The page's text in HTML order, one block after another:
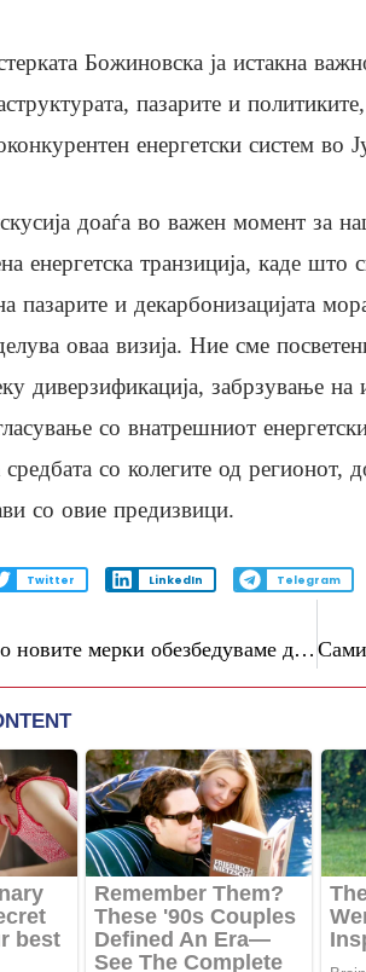
Божиновска ја истакна
пазарите и
енергетски систем во
доаѓа во важен момент за
енергетска транзиција, каде што
пазарите и декарбонизацијата
оваа визија. Ние сме
диверзификација, забрзување на
со внатрешниот
со колегите од регионот,
со овие предизвици.
Twitter LinkedIn Telegram
Дурмиши: Со новите мерки обезбедуваме директна поддршка за малите бизниси, занаетчиите и преработувачката индустрија